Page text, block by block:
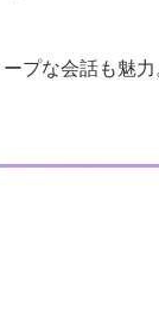
プな会話も魅